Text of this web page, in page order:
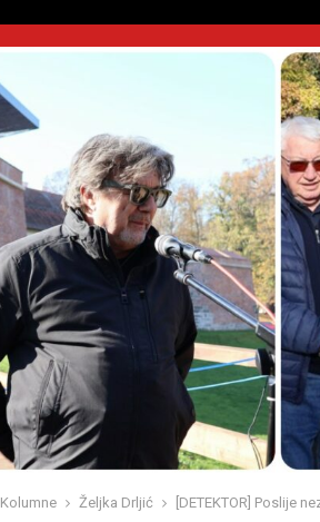
Kolumne Željka Drljić [DETEKTOR] Poslije